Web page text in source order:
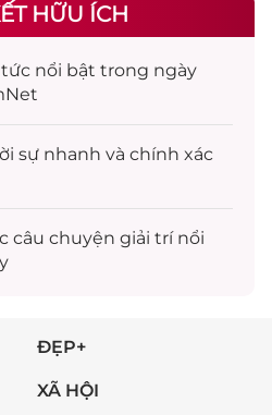
HỮU ÍCH
nổi bật trong ngày
sự nhanh và chính xác
câu chuyện giải trínổi
ĐẸP+
XÃ HỘI